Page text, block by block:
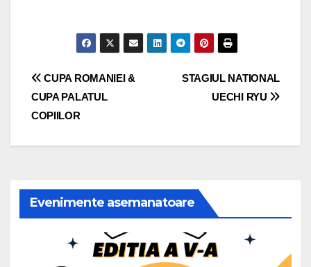
Navigare
în
articole
STAGIUL NATIONAL
UECHI RYU
CUPA ROMANIEI &
CUPA PALATUL
COPIILOR
Evenimente asemanatoare